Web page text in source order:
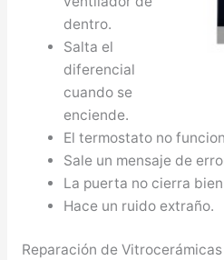
dentro.
Salta el
diferencial
cuando se
enciende.
El termostato no
Sale un mensaje de
La puerta no cierra
Hace un ruido extraño.
Reparación de